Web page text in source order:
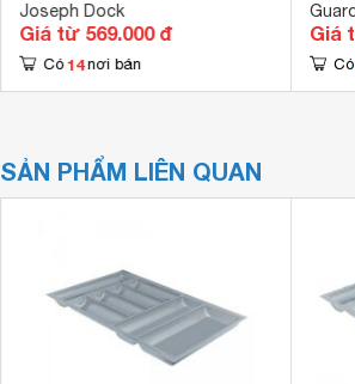
Joseph Dock
Giá từ 569.000 đ
Có 14 nơi bán
Giá
Có
SẢN PHẨM LIÊN QUAN